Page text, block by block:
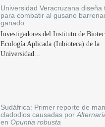
Universidad Veracruzana diseña
para combatir al gusano
ganado
Investigadores del Instituto de
Ecología Aplicada (Inbioteca) de la
Universidad...
Sudáfrica: Primer reporte de
cladodios causadas por
en Opuntia robusta